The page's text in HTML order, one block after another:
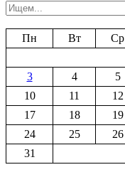
Пн
Вт Ср
3
4 5
10
11 12
17
18 19
24
25 26
31